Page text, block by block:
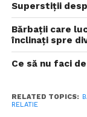
Superstiții
Bărbații care
înclinați spre
Ce să nu faci
RELATED TOPICS:
RELATIE